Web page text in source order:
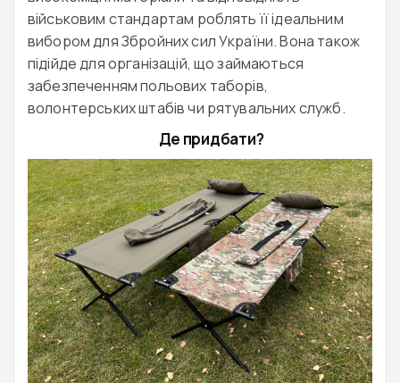
військовим стандартам роблять її ідеальним
вибором для Збройних сил України. Вона також
підійде для організацій, що займаються
забезпеченням польових таборів,
волонтерських штабів чи рятувальних служб.
Де придбати?